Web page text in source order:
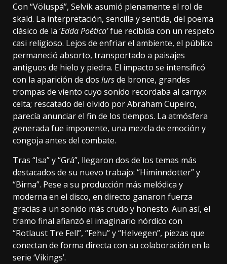
Con “Völuspá”, Selvik asumió plenamente el rol de
skald. La interpretación, sencilla y sentida, del poema
clásico de la ‘Edda Poética’fue recibida con un respeto
casi religioso. Lejos de enfriar el ambiente, el público
permaneció absorto, transportado a paisajes
antiguos de hielo y piedra. El impacto se intensificó
con la aparición de dos lursde bronce, grandes
trompas de viento cuyo sonido recordaba al carnyx
celta; rescatado del olvido por Abraham Cupeiro,
parecía anunciar el fin de los tiempos. La atmósfera
generada fue imponente, una mezcla de emoción y
congoja antes del combate.
Tras “Isa” y “Grá”, llegaron dos de los temas más
destacados de su nuevo trabajo: “Himinndotter” y
“Birna”. Pese a su producción más melódica y
moderna en el disco, en directo ganaron fuerza
gracias a un sonido más crudo y honesto. Aun así, el
tramo final afianzó el imaginario nórdico con
“Rotlaust Tre Fell”, “Fehu” y “Helvegen”, piezas que
conectan de forma directa con su colaboración en la
serie ‘Vikings’.